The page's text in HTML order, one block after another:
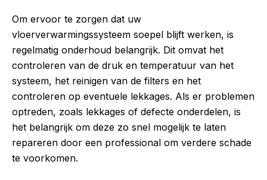
Om ervoor te zorgen dat uw
vloerverwarmingssysteem soepel blijft werken, is
regelmatig onderhoud belangrijk. Dit omvat het
controleren van de druk en temperatuur van het
systeem, het reinigen van de filters en het
controleren op eventuele lekkages. Als er problemen
optreden, zoals lekkages of defecte onderdelen, is
het belangrijk om deze zo snel mogelijk te laten
repareren door een professional om verdere schade
te voorkomen.